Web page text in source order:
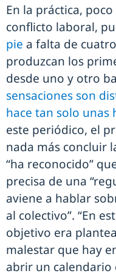
En la práctica,
conflicto laboral,
pie a falta de
produzcan los
desde uno y otro
sensaciones son
hace tan solo unas
este periódico, el
nada más concluir
“ha reconocido”
precisa de una
aviene a hablar
al colectivo”. “En
objetivo era
malestar que hay
abrir un calendario